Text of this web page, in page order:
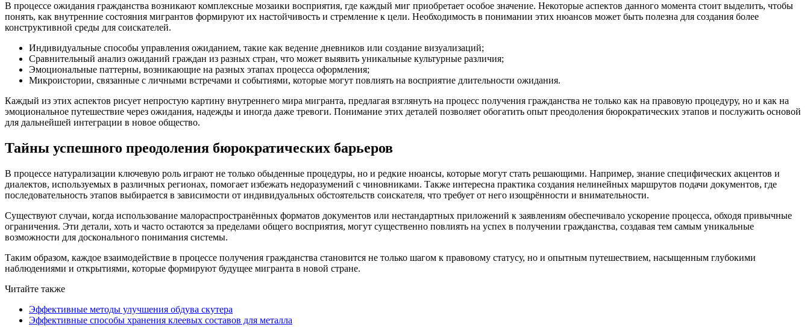
В процессе ожидания гражданства возникают комплексные мозаики восприятия, где каждый миг приобретает особое значение. Некоторые аспектов данного момента стоит выделить, чтобы
понять, как внутренние состояния мигрантов формируют их настойчивость и стремление к цели. Необходимость в понимании этих нюансов может быть полезна для создания более
конструктивной среды для соискателей.
Индивидуальные способы управления ожиданием, такие как ведение дневников или создание визуализаций;
Сравнительный анализ ожиданий граждан из разных стран, что может выявить уникальные культурные различия;
Эмоциональные паттерны, возникающие на разных этапах процесса оформления;
Микроистории, связанные с личными встречами и событиями, которые могут повлиять на восприятие длительности ожидания.
Каждый из этих аспектов рисует непростую картину внутреннего мира мигранта, предлагая взглянуть на процесс получения гражданства не только как на правовую процедуру, но и как на
эмоциональное путешествие через ожидания, надежды и иногда даже тревоги. Понимание этих деталей позволяет обогатить опыт преодоления бюрократических этапов и послужить основой
для дальнейшей интеграции в новое общество.
Тайны успешного преодоления бюрократических барьеров
В процессе натурализации ключевую роль играют не только обыденные процедуры, но и редкие нюансы, которые могут стать решающими. Например, знание специфических акцентов и
диалектов, используемых в различных регионах, помогает избежать недоразумений с чиновниками. Также интересна практика создания нелинейных маршрутов подачи документов, где
последовательность этапов выбирается в зависимости от индивидуальных обстоятельств соискателя, что требует от него изощрённости и внимательности.
Существуют случаи, когда использование малораспространённых форматов документов или нестандартных приложений к заявлениям обеспечивало ускорение процесса, обходя привычные
ограничения. Эти детали, хоть и часто остаются за пределами общего восприятия, могут существенно повлиять на успех в получении гражданства, создавая тем самым уникальные
возможности для досконального понимания системы.
Таким образом, каждое взаимодействие в процессе получения гражданства становится не только шагом к правовому статусу, но и опытным путешествием, насыщенным глубокими
наблюдениями и открытиями, которые формируют будущее мигранта в новой стране.
Читайте также
Эффективные методы улучшения обдува скутера
Эффективные способы хранения клеевых составов для металла